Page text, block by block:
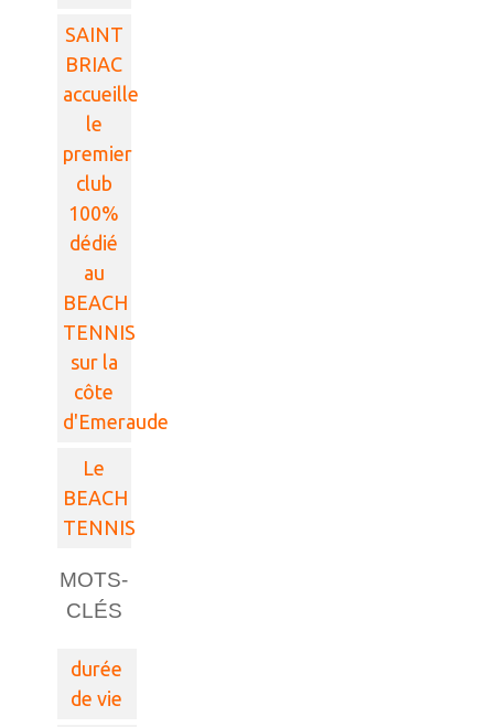
SAINT
BRIAC
accueille
le
premier
club
100%
dédié
au
BEACH
TENNIS
sur la
côte
d'Emeraude
Le
BEACH
TENNIS
MOTS-
CLÉS
durée
de vie